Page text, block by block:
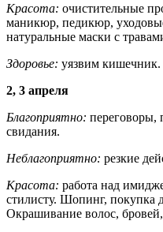
Красота: очистительные
маникюр, педикюр,
натуральные маски с
Здоровье: уязвим кишечник.
2, 3 апреля
Благоприятно: переговоры,
свидания.
Неблагоприятно: резкие
Красота: работа над
стилисту. Шопинг, покупка
Окрашивание волос,